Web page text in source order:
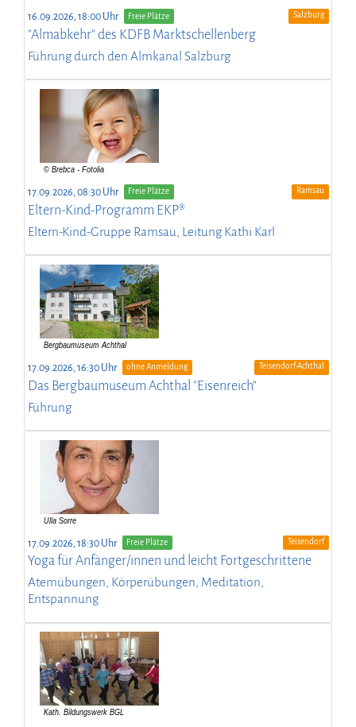
16.09.2026, 18:00 Uhr Freie Plätze Salzburg
"Almabkehr" des KDFB Marktschellenberg
Führung durch den Almkanal Salzburg
17.09.2026, 08:30 Uhr Freie Plätze Ramsau
Eltern-Kind-Programm EKP®
Eltern-Kind-Gruppe Ramsau, Leitung Kathi Karl
17.09.2026, 16:30 Uhr ohne Anmeldung Teisendorf-Achthal
Das Bergbaumuseum Achthal "Eisenreich"
Führung
17.09.2026, 18:30 Uhr Freie Plätze Teisendorf
Yoga für Anfänger/innen und leicht Fortgeschrittene
Atemübungen, Körperübungen, Meditation,
Entspannung